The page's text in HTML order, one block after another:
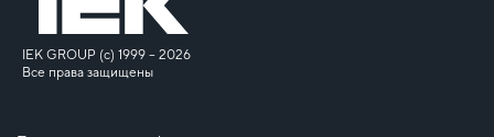
IEK GROUP (c) 1999 – 2026
Все права защищены